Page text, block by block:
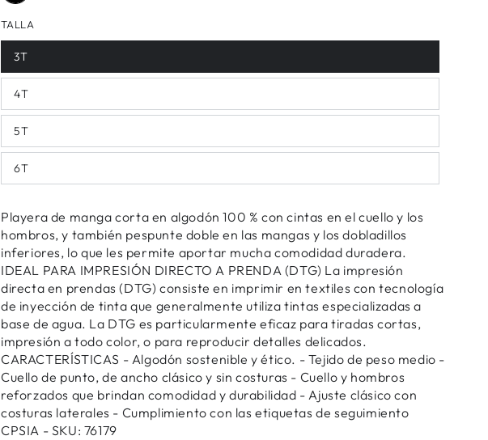
TALLA
3T
4T
5T
6T
Playera de manga corta en algodón 100 % con cintas en el cuello y los
hombros, y también pespunte doble en las mangas y los dobladillos
inferiores, lo que les permite aportar mucha comodidad duradera.
IDEAL PARA IMPRESIÓN DIRECTO A PRENDA (DTG) La impresión
directa en prendas (DTG) consiste en imprimir en textiles con tecnología
de inyección de tinta que generalmente utiliza tintas especializadas a
base de agua. La DTG es particularmente eficaz para tiradas cortas,
impresión a todo color, o para reproducir detalles delicados.
CARACTERÍSTICAS - Algodón sostenible y ético. - Tejido de peso medio -
Cuello de punto, de ancho clásico y sin costuras - Cuello y hombros
reforzados que brindan comodidad y durabilidad - Ajuste clásico con
costuras laterales - Cumplimiento con las etiquetas de seguimiento
CPSIA - SKU: 76179